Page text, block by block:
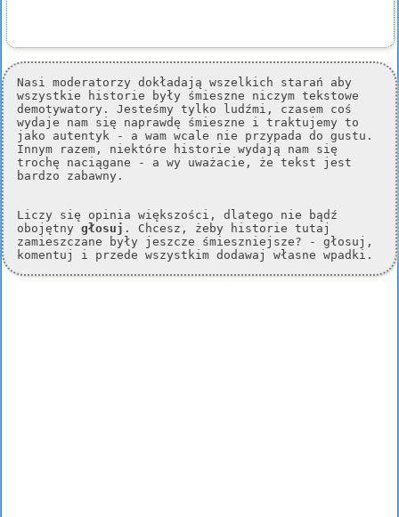
Nasi moderatorzy dokładają wszelkich starań aby
wszystkie historie były śmieszne niczym tekstowe
demotywatory. Jesteśmy tylko ludźmi, czasem coś
wydaje nam się naprawdę śmieszne i traktujemy to
jako autentyk - a wam wcale nie przypada do gustu.
Innym razem, niektóre historie wydają nam się
trochę naciągane - a wy uważacie, że tekst jest
bardzo zabawny.
Liczy się opinia większości, dlatego nie bądź
obojętny głosuj . Chcesz, żeby historie tutaj
zamieszczane były jeszcze śmieszniejsze? - głosuj,
komentuj i przede wszystkim dodawaj własne wpadki.